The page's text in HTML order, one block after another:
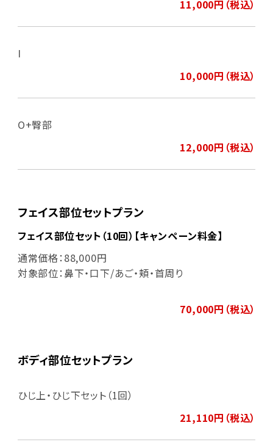
11,000円（税込）
I
10,000円（税込）
O+臀部
12,000円（税込）
フェイス部位セットプラン
フェイス部位セット（10回）【キャンペーン料金】
通常価格：88,000円
対象部位：鼻下・口下/あご・頬・首周り
70,000円（税込）
ボディ部位セットプラン
ひじ上・ひじ下セット（1回）
21,110円（税込）